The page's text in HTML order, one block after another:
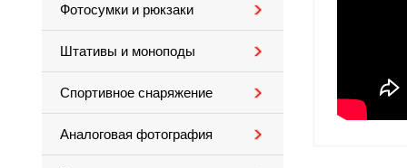
Фотосумки и рюкзаки
Штативы и моноподы
Спортивное снаряжение
Аналоговая фотография